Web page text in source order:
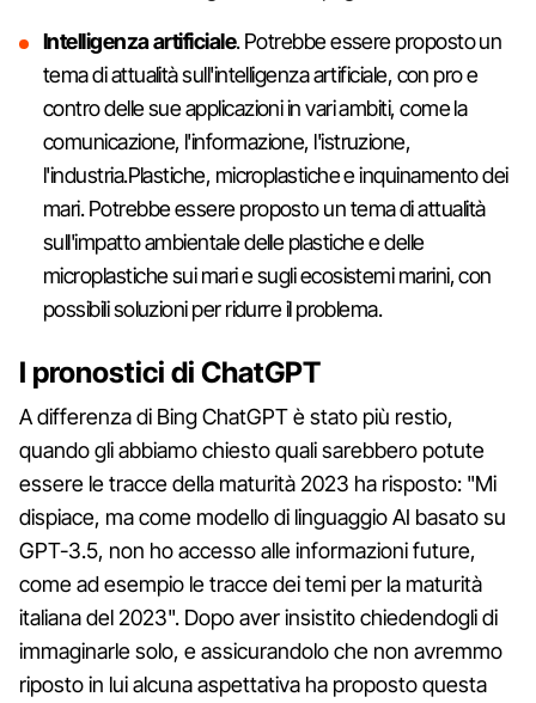
Intelligenza artificiale. Potrebbe essere proposto un
tema di attualità sull'intelligenza artificiale, con pro e
contro delle sue applicazioni in vari ambiti, come la
comunicazione, l'informazione, l'istruzione,
l'industria.Plastiche, microplastiche e inquinamento dei
mari. Potrebbe essere proposto un tema di attualità
sull'impatto ambientale delle plastiche e delle
microplastiche sui mari e sugli ecosistemi marini, con
possibili soluzioni per ridurre il problema.
I pronostici di ChatGPT
A differenza di Bing ChatGPT è stato più restio,
quando gli abbiamo chiesto quali sarebbero potute
essere le tracce della maturità 2023 ha risposto: "Mi
dispiace, ma come modello di linguaggio AI basato su
GPT-3.5, non ho accesso alle informazioni future,
come ad esempio le tracce dei temi per la maturità
italiana del 2023". Dopo aver insistito chiedendogli di
immaginarle solo, e assicurandolo che non avremmo
riposto in lui alcuna aspettativa ha proposto questa